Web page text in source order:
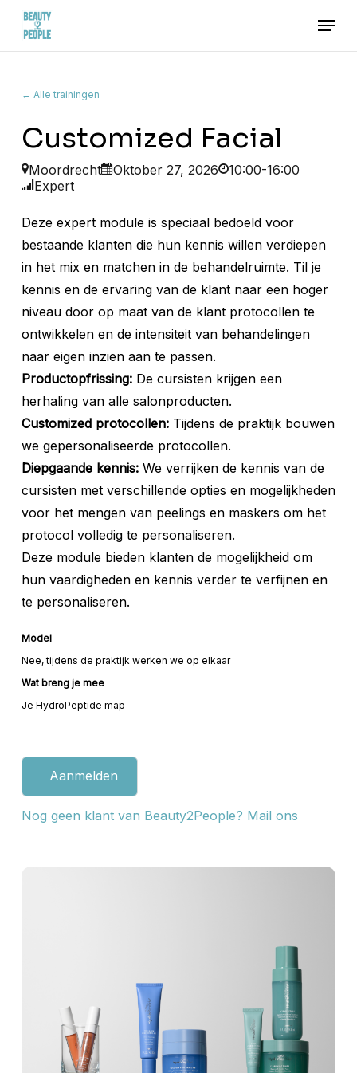
Skip
main
Menu
← Alle trainingen
Customized Facial
Moordrecht Oktober 27, 2026
10:00-16:00
Expert
Deze expert module is speciaal bedoeld voor
bestaande klanten die hun kennis willen verdiepen
in het mix en matchen in de behandelruimte. Til je
kennis en de ervaring van de klant naar een hoger
niveau door op maat van de klant protocollen te
ontwikkelen en de intensiteit van behandelingen
naar eigen inzien aan te passen.
Productopfrissing:De cursisten krijgen een
herhaling van alle salonproducten.
Customized protocollen:Tijdens de praktijk bouwen
we gepersonaliseerde protocollen.
Diepgaande kennis:We verrijken de kennis van de
cursisten met verschillende opties en mogelijkheden
voor het mengen van peelings en maskers om het
protocol volledig te personaliseren.
Deze module bieden klanten de mogelijkheid om
hun vaardigheden en kennis verder te verfijnen en
te personaliseren.
Model
Nee, tijdens de praktijk werken we op elkaar
Wat breng je mee
Je HydroPeptide map
Aanmelden
Nog geen klant van Beauty2People? Mail ons